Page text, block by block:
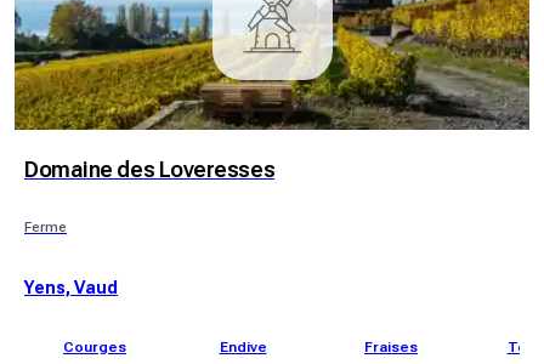
Domaine des Loveresses
Ferme
Yens, Vaud
Courges Endive Fraises